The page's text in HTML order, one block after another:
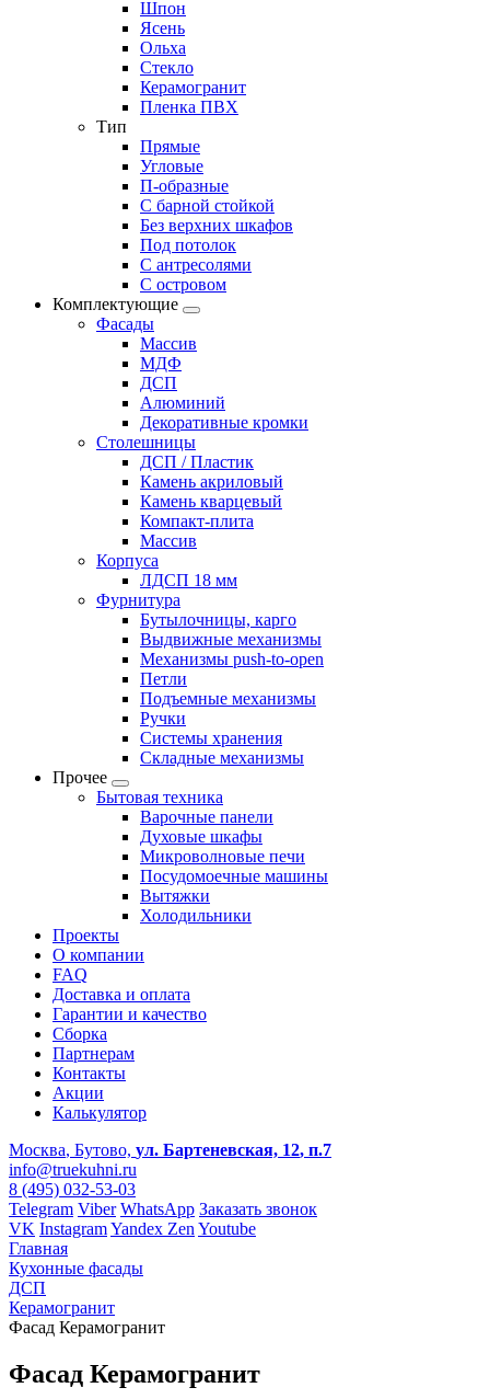
Шпон
Ясень
Ольха
Стекло
Керамогранит
Пленка ПВХ
Тип
Прямые
Угловые
П-образные
С барной стойкой
Без верхних шкафов
Под потолок
С антресолями
С островом
Комплектующие
Фасады
Массив
МДФ
ДСП
Алюминий
Декоративные кромки
Столешницы
ДСП / Пластик
Камень акриловый
Камень кварцевый
Компакт-плита
Массив
Корпуса
ЛДСП 18 мм
Фурнитура
Бутылочницы, карго
Выдвижные механизмы
Механизмы push-to-open
Петли
Подъемные механизмы
Ручки
Системы хранения
Складные механизмы
Прочее
Бытовая техника
Варочные панели
Духовые шкафы
Микроволновые печи
Посудомоечные машины
Вытяжки
Холодильники
Проекты
О компании
FAQ
Доставка и оплата
Гарантии и качество
Сборка
Партнерам
Контакты
Акции
Калькулятор
Москва, Бутово, ул. Бартеневская, 12, п.7
info@truekuhni.ru
8 (495) 032-53-03
Telegram Viber WhatsApp Заказать звонок
VK InstagramYandex Zen Youtube
Главная
Кухонные фасады
ДСП
Керамогранит
Фасад Керамогранит
Фасад Керамогранит